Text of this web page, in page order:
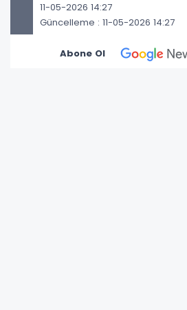
11-05-2026 14:27
Güncelleme : 11-05-2026 14:27
Abone Ol